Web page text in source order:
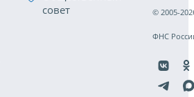
совет
© 2005-
ФНС